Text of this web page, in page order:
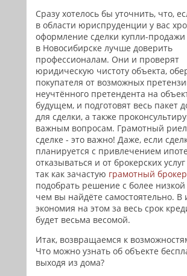
Сразу хотелось бы уточнить, что,
в области юриспруденции у вас
оформление сделки купли-
в Новосибирске лучше доверить
профессионалам. Они и проверят
юридическую чистоту объекта,
покупателя от возможных
неучтённого претендента на
будущем, и подготовят весь пакет
для сделки, а также
важным вопросам. Грамотный
сделке - это важно! Даже, если
планируется с привлечением
отказываться и от брокерских
так как зачастую грамотный брокер
подобрать решение с более низкой
чем вы найдёте самостоятельно. В
экономия на этом за весь срок
будет весьма весомой.
Итак, возвращаемся к
Что можно узнать об объекте
выходя из дома?